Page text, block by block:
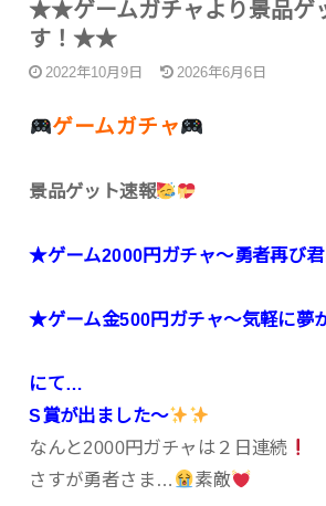
★★ゲームガチャより景品ゲ
す！★★
2022年10月9日 2026年6月6日
ゲームガチャ
景品ゲット速報
★ゲーム2000円ガチャ〜勇者再び君
★ゲーム金500円ガチャ〜気軽に夢
にて…
S賞が出ました〜
なんと2000円ガチャは２日連続
さすが勇者さま…
素敵